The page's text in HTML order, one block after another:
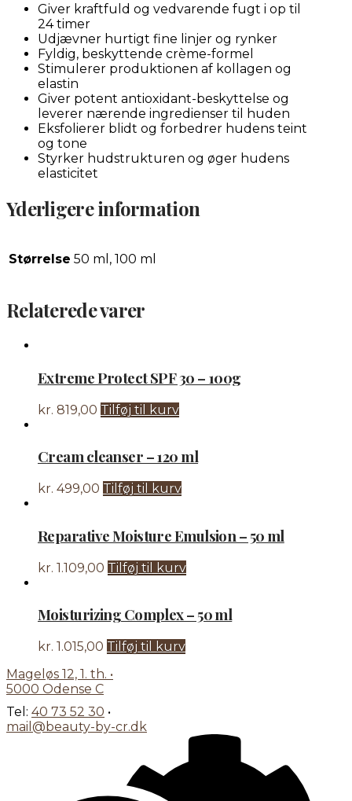
Giver kraftfuld og vedvarende fugt i op til
24 timer
Udjævner hurtigt fine linjer og rynker
Fyldig, beskyttende crème-formel
Stimulerer produktionen af kollagen og
elastin
Giver potent antioxidant-beskyttelse og
leverer nærende ingredienser til huden
Eksfolierer blidt og forbedrer hudens teint
og tone
Styrker hudstrukturen og øger hudens
elasticitet
Yderligere information
Størrelse 50 ml, 100 ml
Relaterede varer
Extreme Protect SPF 30 – 100g
kr. 819,00 Tilføj til kurv
Cream cleanser – 120 ml
kr. 499,00 Tilføj til kurv
Reparative Moisture Emulsion – 50 ml
kr. 1.109,00 Tilføj til kurv
Moisturizing Complex – 50 ml
kr. 1.015,00 Tilføj til kurv
Mageløs 12, 1. th. •
5000 Odense C
Tel: 40 73 52 30 •
mail@beauty-by-cr.dk